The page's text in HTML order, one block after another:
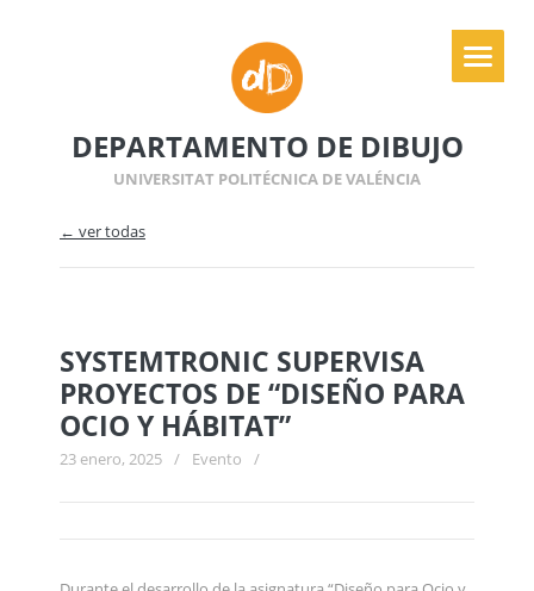
DEPARTAMENTO DE DIBUJO
UNIVERSITAT POLITÉCNICA DE VALÉNCIA
← ver todas
SYSTEMTRONIC SUPERVISA
PROYECTOS DE “DISEÑO PARA
OCIO Y HÁBITAT”
23 enero, 2025 / Evento /